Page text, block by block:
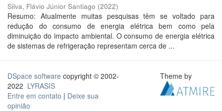
Silva, Flávio Júnior Santiago (2022)
Resumo: Atualmente muitas pesquisas têm se voltado para
redução do consumo de energia elétrica bem como pela
diminuição do impacto ambiental. O consumo de energia elétrica
de sistemas de refrigeração representam cerca de ...
DSpace software copyright © 2002-
2022 LYRASIS
Entre em contato | Deixe sua
opinião
Theme by